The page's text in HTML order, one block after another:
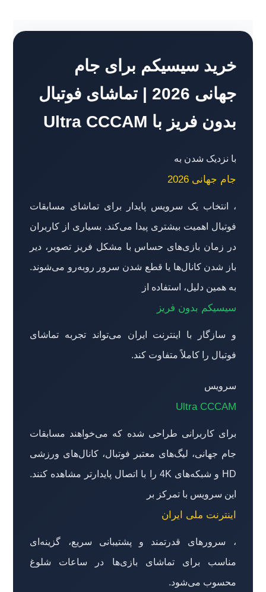
خرید سیسیکم برای جام
جهانی 2026 | تماشای فوتبال
بدون فریز با Ultra CCCAM
با نزدیک شدن به
جام جهانی 2026
، انتخاب یک سرویس پایدار برای تماشای مسابقات
فوتبال اهمیت بیشتری پیدا می‌کند. بسیاری از کاربران
در زمان بازی‌های حساس با مشکل فریز تصویر، دیر
باز شدن کانال‌ها یا قطع شدن سرور روبه‌رو می‌شوند.
به همین دلیل، استفاده از
سیسیکم بدون فریز
و سازگار با اینترنت ایران می‌تواند تجربه تماشای
فوتبال را کاملاً متفاوت کند.
سرویس
Ultra CCCAM
برای کاربرانی طراحی شده که می‌خواهند مسابقات
جام جهانی، لیگ‌های معتبر فوتبال، کانال‌های ورزشی
HD و شبکه‌های 4K را با اتصال پایدارتر مشاهده کنند.
این سرویس با تمرکز بر
اینترنت ملی ایران
، سرورهای قدرتمند و پشتیبانی سریع، گزینه‌ای
مناسب برای تماشای بازی‌ها در ساعات شلوغ
محسوب می‌شود.